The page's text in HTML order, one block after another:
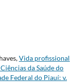
Vida profissional
da Saúde do
Federal do Piauí: v.